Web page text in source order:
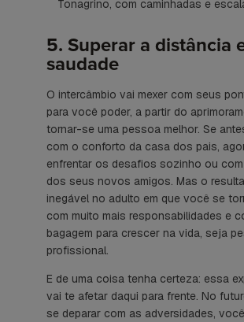
Tonagrino, com caminhadas e
5. Superar a distância
saudade
O intercâmbio vai mexer com seus
para você poder, a partir do
tornar-se uma pessoa melhor. Se
com o conforto da casa dos pais,
enfrentar os desafios sozinho ou
dos seus novos amigos. Mas o
inegável no adulto em que você se
com muito mais responsabilidades e
bagagem para crescer na vida, seja
profissional.
E de uma coisa tenha certeza: essa
vai te afetar daqui para frente. No
se deparar com as adversidades,